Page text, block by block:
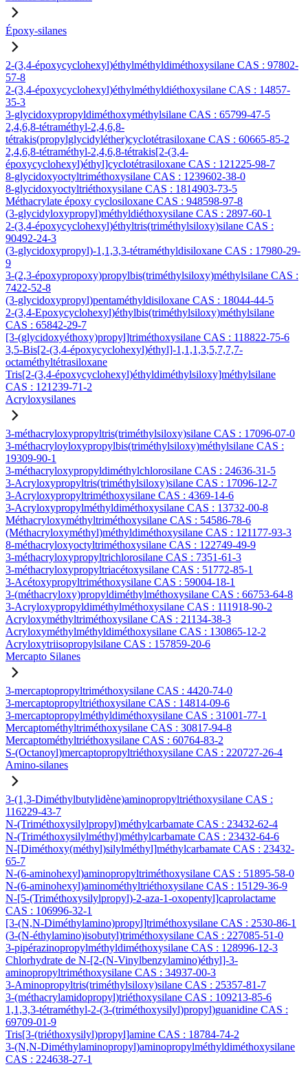
Époxy-silanes
2-(3,4-époxycyclohexyl)éthylméthyldiméthoxysilane CAS : 97802-
57-8
2-(3,4-époxycyclohexyl)éthylméthyldiéthoxysilane CAS : 14857-
35-3
3-glycidoxypropyldiméthoxyméthylsilane CAS : 65799-47-5
2,4,6,8-tétraméthyl-2,4,6,8-
tétrakis(propylglycidyléther)cyclotétrasiloxane CAS : 60665-85-2
2,4,6,8-tétraméthyl-2,4,6,8-tétrakis[2-(3,4-
époxycyclohexyl)éthyl]cyclotétrasiloxane CAS : 121225-98-7
8-glycidoxyoctyltriméthoxysilane CAS : 1239602-38-0
8-glycidoxyoctyltriéthoxysilane CAS : 1814903-73-5
Méthacrylate époxy cyclosiloxane CAS : 948598-97-8
(3-glycidyloxypropyl)méthyldiéthoxysilane CAS : 2897-60-1
2-(3,4-époxycyclohexyl)éthyltris(triméthylsiloxy)silane CAS :
90492-24-3
(3-glycidoxypropyl)-1,1,3,3-tétraméthyldisiloxane CAS : 17980-29-
9
3-(2,3-époxypropoxy)propylbis(triméthylsiloxy)méthylsilane CAS :
7422-52-8
(3-glycidoxypropyl)pentaméthyldisiloxane CAS : 18044-44-5
2-(3,4-Epoxycyclohexyl)éthylbis(triméthylsiloxy)méthylsilane
CAS : 65842-29-7
[3-(glycidoxyéthoxy)propyl]triméthoxysilane CAS : 118822-75-6
3,5-Bis[2-(3,4-époxycyclohexyl)éthyl]-1,1,1,3,5,7,7,7-
octaméthyltétrasiloxane
Tris[2-(3,4-époxycyclohexyl)éthyldiméthylsiloxy]méthylsilane
CAS : 121239-71-2
Acryloxysilanes
3-méthacryloxypropyltris(triméthylsiloxy)silane CAS : 17096-07-0
3-méthacryloyloxypropylbis(triméthylsiloxy)méthylsilane CAS :
19309-90-1
3-méthacryloxypropyldiméthylchlorosilane CAS : 24636-31-5
3-Acryloxypropyltris(triméthylsiloxy)silane CAS : 17096-12-7
3-Acryloxypropyltriméthoxysilane CAS : 4369-14-6
3-Acryloxypropylméthyldiméthoxysilane CAS : 13732-00-8
Méthacryloxyméthyltriméthoxysilane CAS : 54586-78-6
(Méthacryloxyméthyl)méthyldiméthoxysilane CAS : 121177-93-3
8-méthacryloxyoctyltriméthoxysilane CAS : 122749-49-9
3-méthacryloxypropyltrichlorosilane CAS : 7351-61-3
3-méthacryloxypropyltriacétoxysilane CAS : 51772-85-1
3-Acétoxypropyltriméthoxysilane CAS : 59004-18-1
3-(méthacryloxy)propyldiméthylméthoxysilane CAS : 66753-64-8
3-Acryloxypropyldiméthylméthoxysilane CAS : 111918-90-2
Acryloxyméthyltriméthoxysilane CAS : 21134-38-3
Acryloxyméthylméthyldiméthoxysilane CAS : 130865-12-2
Acryloxytriisopropylsilane CAS : 157859-20-6
Mercapto Silanes
3-mercaptopropyltriméthoxysilane CAS : 4420-74-0
3-mercaptopropyltriéthoxysilane CAS : 14814-09-6
3-mercaptopropylméthyldiméthoxysilane CAS : 31001-77-1
Mercaptométhyltriméthoxysilane CAS : 30817-94-8
Mercaptométhyltriéthoxysilane CAS : 60764-83-2
S-(Octanoyl)mercaptopropyltriéthoxysilane CAS : 220727-26-4
Amino-silanes
3-(1,3-Diméthylbutylidène)aminopropyltriéthoxysilane CAS :
116229-43-7
N-(Triméthoxysilylpropyl)méthylcarbamate CAS : 23432-62-4
N-(Triméthoxysilylméthyl)méthylcarbamate CAS : 23432-64-6
N-[Diméthoxy(méthyl)silylméthyl]méthylcarbamate CAS : 23432-
65-7
N-(6-aminohexyl)aminopropyltriméthoxysilane CAS : 51895-58-0
N-(6-aminohexyl)aminométhyltriéthoxysilane CAS : 15129-36-9
N-[5-(Triméthoxysilylpropyl)-2-aza-1-oxopentyl]caprolactame
CAS : 106996-32-1
[3-(N,N-Diméthylamino)propyl]triméthoxysilane CAS : 2530-86-1
(3-(N-éthylamino)isobutyl)triméthoxysilane CAS : 227085-51-0
3-pipérazinopropylméthyldiméthoxysilane CAS : 128996-12-3
Chlorhydrate de N-[2-(N-Vinylbenzylamino)éthyl]-3-
aminopropyltriméthoxysilane CAS : 34937-00-3
3-Aminopropyltris(triméthylsiloxy)silane CAS : 25357-81-7
3-(méthacrylamidopropyl)triéthoxysilane CAS : 109213-85-6
1,1,3,3-tétraméthyl-2-(3-(triméthoxysilyl)propyl)guanidine CAS :
69709-01-9
Tris[3-(triéthoxysilyl)propyl]amine CAS : 18784-74-2
3-(N,N-Diméthylaminopropyl)aminopropylméthyldiméthoxysilane
CAS : 224638-27-1